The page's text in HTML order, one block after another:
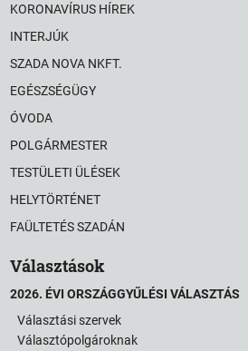
KORONAVÍRUS HÍREK
INTERJÚK
SZADA NOVA NKFT.
EGÉSZSÉGÜGY
ÓVODA
POLGÁRMESTER
TESTÜLETI ÜLÉSEK
HELYTÖRTÉNET
FAÜLTETÉS SZADÁN
Választások
2026. ÉVI ORSZÁGGYŰLÉSI VÁLASZTÁS
Választási szervek
Választópolgároknak